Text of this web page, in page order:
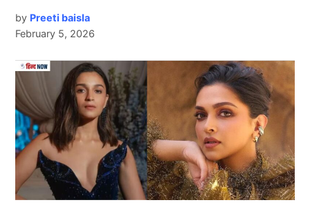
Bhai Dooj
भाई दूज (Bhai Dooj) का पर्व द्वितीया तिथि के अनुसार तय होता
है। इस साल द्वितीया तिथि 22 अक्टूबर की रात 8:16 बजे से शुरू
होकर 23 अक्टूबर की रात 10:46 बजे तक रहेगी। तिलक समारोह
के लिए शुभ मुहूर्त दोपहर 1:13 बजे से 3:28 बजे तक रहेगा। इस
दौरान बहनें अपने भाइयों के माथे पर तिलक करती हैं, उन्हें मिठाई
खिलाती हैं और लंबी उम्र तथा खुशहाली की कामना करती हैं।
Next Article
by Preeti baisla
February 5, 2026